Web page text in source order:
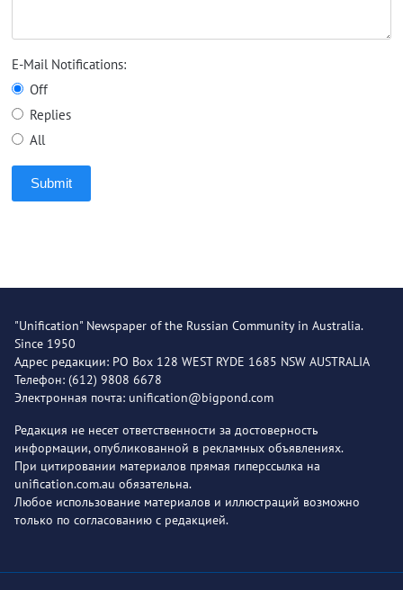
E-Mail Notifications:
Off
Replies
All
Submit
"Unification" Newspaper of the Russian Community in Australia.
Since 1950
Адрес редакции: PO Box 128 WEST RYDE 1685 NSW AUSTRALIA
Телефон: (612) 9808 6678
Электронная почта: unification@bigpond.com
Редакция не несет ответственности за достоверность
информации, опубликованной в рекламных объявлениях.
При цитировании материалов прямая гиперссылка на
unification.com.au обязательна.
Любое использование материалов и иллюстраций возможно
только по согласованию с редакцией.